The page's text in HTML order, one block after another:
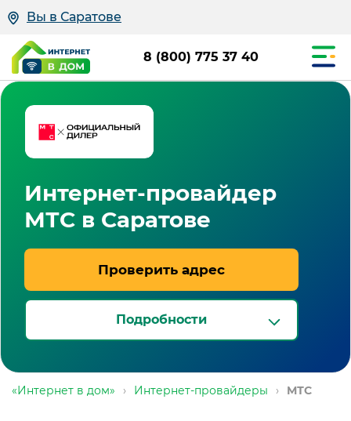
Вы в Саратове
8 (800) 775 37 40
Интернет-провайдер
МТС в Саратове
Проверить адрес
Подробности
«Интернет в дом» › Интернет-провайдеры › МТС